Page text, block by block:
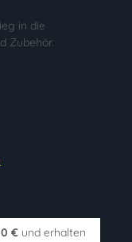
in die
Zubehör.
€ und erhalten